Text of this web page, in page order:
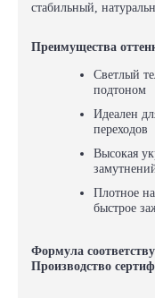
стабильный,
Преимущества
Светлый
подтоном
Идеален
переходов
Высокая
Плотное
быстрое
Формула
Производство